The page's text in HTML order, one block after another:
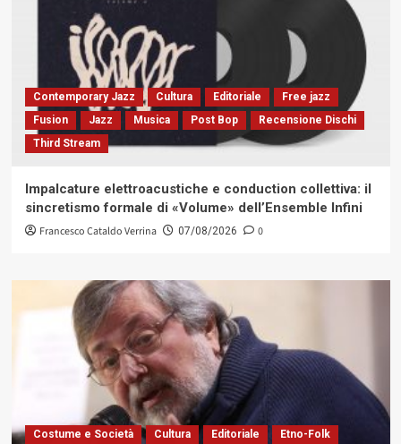
Contemporary Jazz Cultura Editoriale
Free jazz
Fusion
Jazz Musica Post Bop
Recensione Dischi
Third Stream
Impalcature elettroacustiche e conduction collettiva: il
sincretismo formale di «Volume» dell’Ensemble Infini
Francesco Cataldo Verrina 07/08/2026 0
Costume e Società Cultura Editoriale Etno-Folk